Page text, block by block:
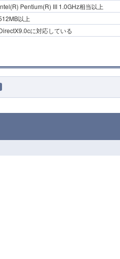
Pentium(R) III 1.0GHz相当以上
以上
に対応している